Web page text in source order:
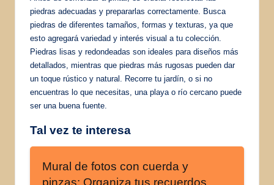
piedras adecuadas y prepararlas correctamente. Busca
piedras de diferentes tamaños, formas y texturas, ya que
esto agregará variedad y interés visual a tu colección.
Piedras lisas y redondeadas son ideales para diseños más
detallados, mientras que piedras más rugosas pueden dar
un toque rústico y natural. Recorre tu jardín, o si no
encuentras lo que necesitas, una playa o río cercano puede
ser una buena fuente.
Tal vez te interesa
Mural de fotos con cuerda y
pinzas: Organiza tus recuerdos